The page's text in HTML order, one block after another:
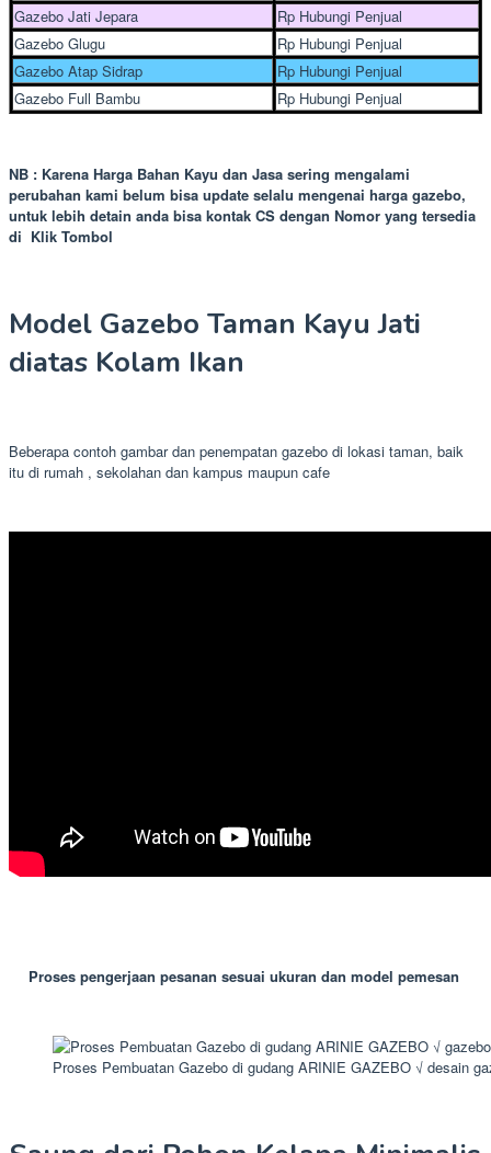
Gazebo Jati Jepara
Rp Hubungi Penjual
Gazebo Glugu
Rp Hubungi Penjual
Gazebo Atap Sidrap
Rp Hubungi Penjual
Gazebo Full Bambu
Rp Hubungi Penjual
NB : Karena Harga Bahan Kayu dan Jasa sering mengalami
perubahan kami belum bisa update selalu mengenai harga gazebo,
untuk lebih detain anda bisa kontak CS dengan Nomor yang tersedia
di Klik Tombol
Model Gazebo Taman Kayu Jati
diatas Kolam Ikan
Beberapa contoh gambar dan penempatan gazebo di lokasi taman, baik
itu di rumah , sekolahan dan kampus maupun cafe
Proses pengerjaan pesanan sesuai ukuran dan model pemesan
Proses Pembuatan Gazebo di gudang ARINIE GAZEBO √ desain